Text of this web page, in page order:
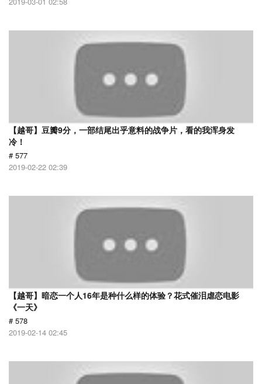
【越哥】豆瓣9分，一部结尾出乎意料的战争片，看的我浑身发
冷！
# 577
2019-02-22 02:39
【越哥】暗恋一个人16年是种什么样的体验？花式催泪虐恋电影
《一天》
# 578
2019-02-14 02:45